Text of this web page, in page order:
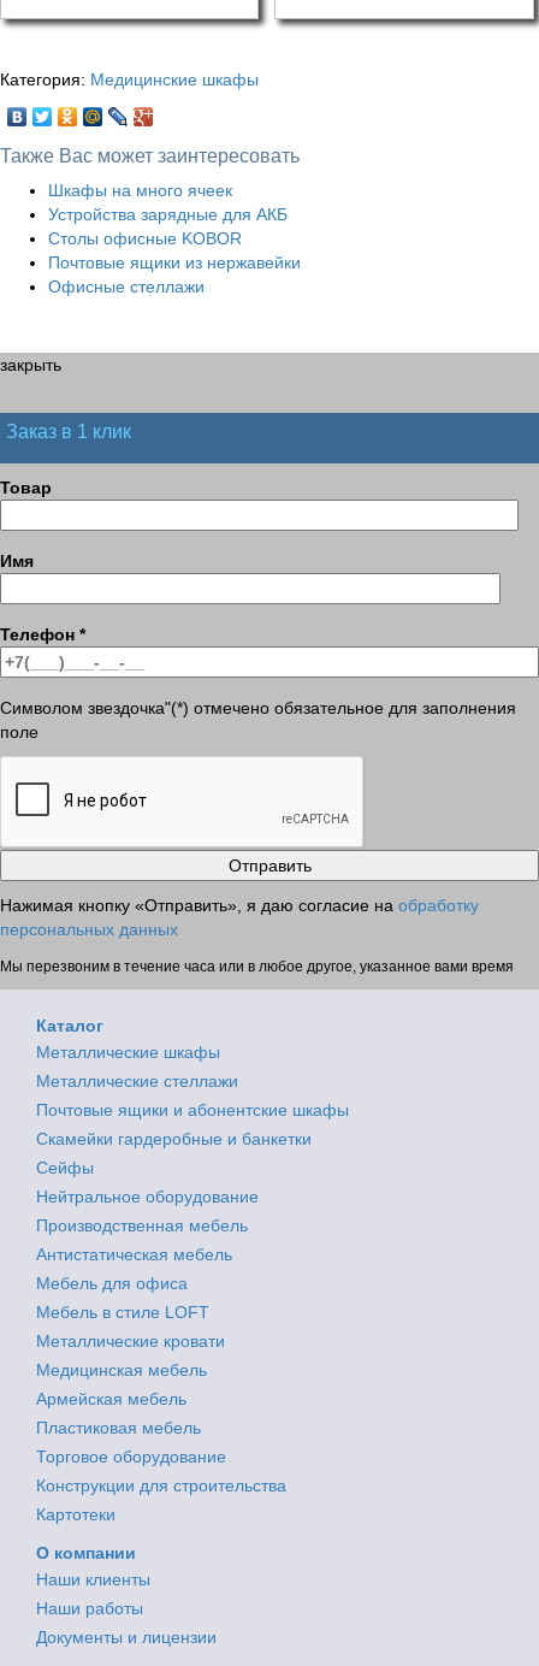
Категория: Медицинские шкафы
Также Вас может заинтересовать
Шкафы на много ячеек
Устройства зарядные для АКБ
Столы офисные KOBOR
Почтовые ящики из нержавейки
Офисные стеллажи
закрыть
Заказ в 1 клик
Товар
Имя
Телефон *
Символом звездочка"(*) отмечено обязательное для заполнения
поле
Нажимая кнопку «Отправить», я даю согласие на обработку
персональных данных
Мы перезвоним в течение часа или в любое другое, указанное вами время
Каталог
Металлические шкафы
Металлические стеллажи
Почтовые ящики и абонентские шкафы
Скамейки гардеробные и банкетки
Сейфы
Нейтральное оборудование
Производственная мебель
Антистатическая мебель
Мебель для офиса
Мебель в стиле LOFT
Металлические кровати
Медицинская мебель
Армейская мебель
Пластиковая мебель
Торговое оборудование
Конструкции для строительства
Картотеки
О компании
Наши клиенты
Наши работы
Документы и лицензии